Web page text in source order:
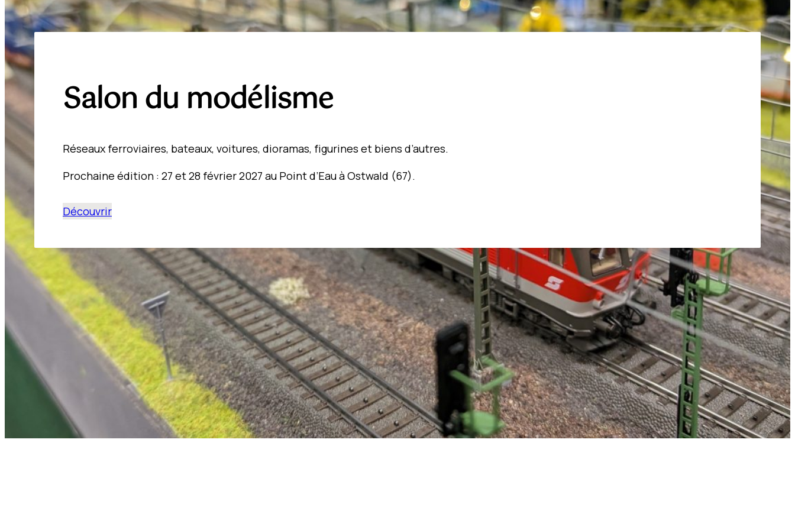
Salon du modélisme
Réseaux ferroviaires, bateaux, voitures, dioramas, figurines et biens d’autres.
Prochaine édition : 27 et 28 février 2027 au Point d’Eau à Ostwald (67).
Découvrir